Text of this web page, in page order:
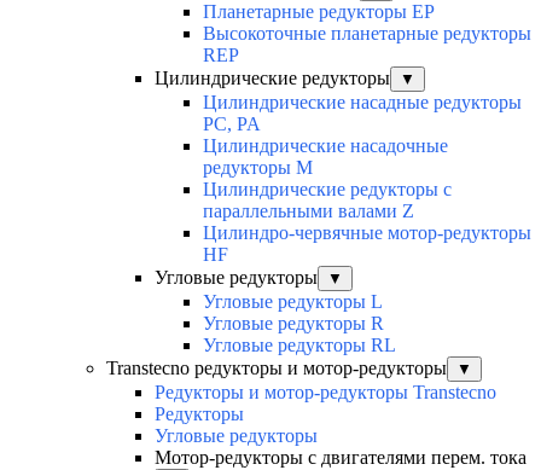
Планетарные редукторы EP
Высокоточные планетарные редукторы
REP
Цилиндрические редукторы
▼
Цилиндрические насадные редукторы
PC, PA
Цилиндрические насадочные
редукторы M
Цилиндрические редукторы с
параллельными валами Z
Цилиндро-червячные мотор-редукторы
HF
Угловые редукторы
▼
Угловые редукторы L
Угловые редукторы R
Угловые редукторы RL
Transtecno редукторы и мотор-редукторы
▼
Редукторы и мотор-редукторы Transtecno
Редукторы
Угловые редукторы
Мотор-редукторы с двигателями перем. тока